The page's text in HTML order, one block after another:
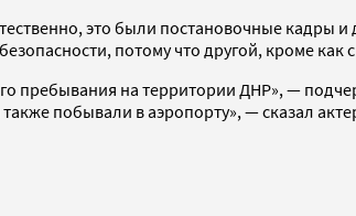
это были постановочные кадры
потому что другой, кроме как
пребывания на территории ДНР», —
побывали в аэропорту», — сказал